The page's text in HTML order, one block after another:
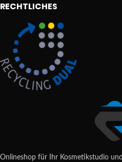
RECHTLICHES
Onlineshop für Ihr Kosmetikstudio